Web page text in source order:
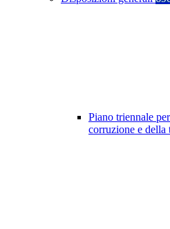
Piano triennale
corruzione e della